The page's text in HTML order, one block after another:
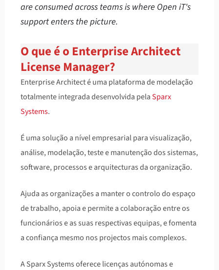
are consumed across teams is where Open iT's
support enters the picture.
O que é o Enterprise Architect
License Manager?
Enterprise Architect é uma plataforma de modelação
totalmente integrada desenvolvida pelaSparx
Systems.
É uma solução a nível empresarial para visualização,
análise, modelação, teste e manutenção dos sistemas,
software, processos e arquitecturas da organização.
Ajuda as organizações a manter o controlo do espaço
de trabalho, apoia e permite a colaboração entre os
funcionários e as suas respectivas equipas, e fomenta
a confiança mesmo nos projectos mais complexos.
A Sparx Systems oferece licenças autónomas e